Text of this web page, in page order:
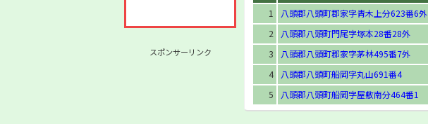
スポンサーリンク
1
八頭郡八頭町郡家字青木上分623番6外
2
八頭郡八頭町門尾字塚本28番28外
3
八頭郡八頭町郡家字茅林495番7外
4
八頭郡八頭町船岡字丸山691番4
5
八頭郡八頭町船岡字屋敷南分464番1